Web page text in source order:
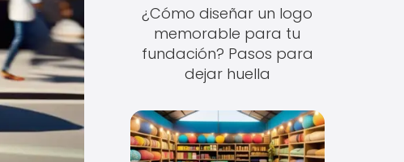
¿Cómo diseñar un logo
memorable para tu
fundación? Pasos para
dejar huella